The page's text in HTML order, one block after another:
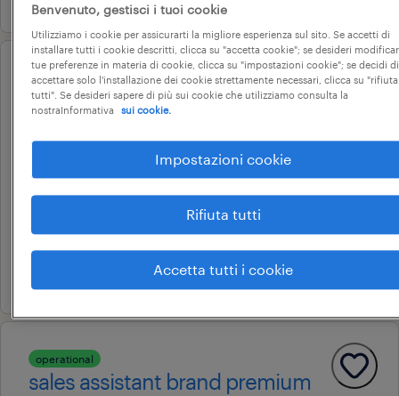
operational
sales assistant part time
tempo determinato
operational
sales assistant brand premium
Benvenuto, gestisci i tuoi cookie
Utilizziamo i cookie per assicurarti la migliore esperienza sul sito. Se accetti di
installare tutti i cookie descritti, clicca su "accetta cookie"; se desideri
tue preferenze in materia di cookie, clicca su "impostazioni cookie"; se decidi di
accettare solo l'installazione dei cookie strettamente necessari, clicca su "rifiuta
tutti". Se desideri sapere di più sui cookie che utilizziamo consulta la
nostraInformativa
sui cookie.
Impostazioni cookie
Rifiuta tutti
Accetta tutti i cookie